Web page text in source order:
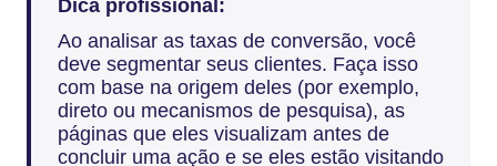
Dica profissional:
Ao analisar as taxas de conversão, você
deve segmentar seus clientes. Faça isso
com base na origem deles (por exemplo,
direto ou mecanismos de pesquisa), as
páginas que eles visualizam antes de
concluir uma ação e se eles estão visitando